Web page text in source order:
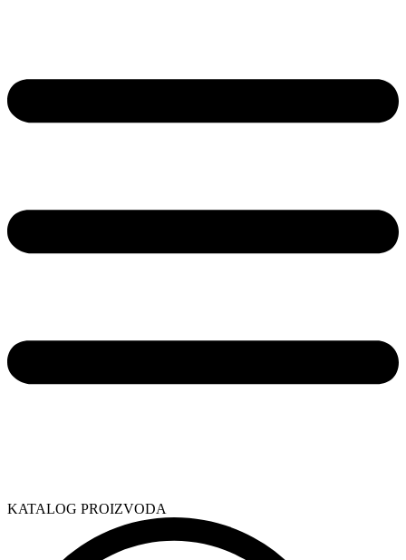
KATALOG PROIZVODA